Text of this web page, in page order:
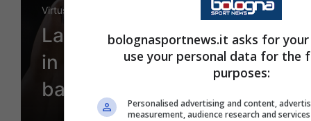
Virtus
La Virtus torna a vincere
in Eurolega: Alba Berlino
battuta 85-76
bolognasportnews.it asks for
use your personal data for the
purposes:
Personalised advertising and content,
measurement, audience research and